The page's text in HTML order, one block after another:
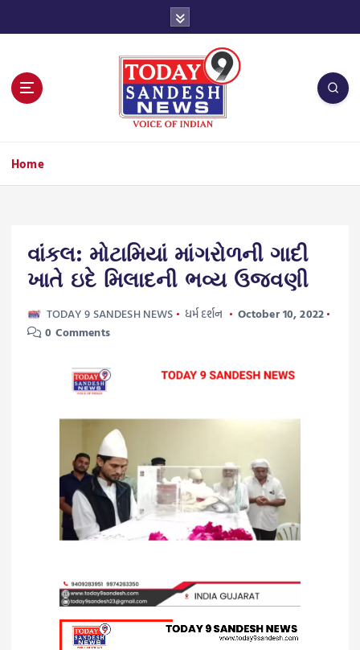
Home
વાંકલ: મોટામિયાં માંગરોળની ગાદી
ખાતે ઇદે મિલાદની ભવ્ય ઉજવણી
TODAY 9 SANDESH NEWS ધર્મ દર્શન
October 10, 2022
0 Comments